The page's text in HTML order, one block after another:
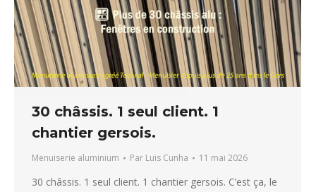
30 châssis. 1 seul client. 1
chantier gersois.
Menuiserie aluminium Par Luis Cunha 11 mai 2026
30 châssis. 1 seul client. 1 chantier gersois. C’est ça, le